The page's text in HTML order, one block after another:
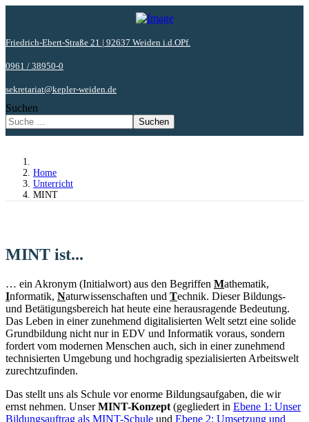
Friedrich-Ebert-Straße 21 | 92637 Weiden i.d.OPf.
0961 / 38950-0
sekretariat@kepler-weiden.de
Suchen
Suchen
Home
Unterricht
MINT
MINT ist...
… ein Akronym (Initialwort) aus den Begriffen Mathematik,
Informatik, Naturwissenschaften und Technik. Dieser Bildungs-
und Betätigungsbereich hat heute eine herausragende Bedeutung.
Das Leben in einer zunehmend digitalisierten Welt setzt eine solide
Grundbildung nicht nur in EDV und Informatik voraus, sondern
fordert vom modernen Menschen auch, sich in einer zunehmend
technisierten Umgebung und hochgradig spezialisierten Arbeitswelt
zurechtzufinden.
Das stellt uns als Schule vor enorme Bildungsaufgaben, die wir
ernst nehmen. UnserMINT-Konzept (gegliedert in Ebene 1: Unser
Bildungsauftrag als MINT-Schule und Ebene 2: Umsetzung und